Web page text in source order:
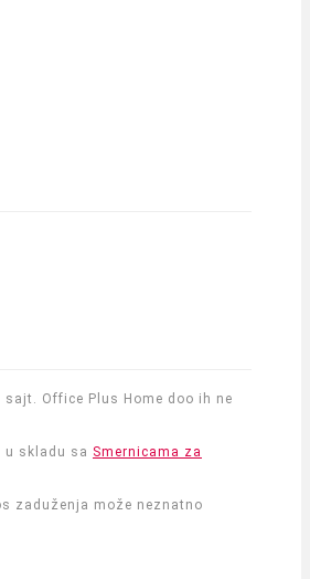
Office Plus Home doo ih ne
u skladu sa Smernicama za
zaduženja može neznatno